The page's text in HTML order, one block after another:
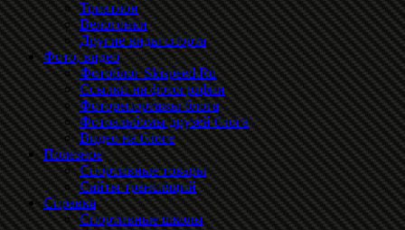
Триатлон
Велогонки
Другие виды спорта
Фото, видео
Фотоблог Skispeed.Ru
Ссылки на фотографии
Фоторепортажы блога
Фотоальбомы друзей блога
Видео на блоге
Полезное
Спортивные товары
Сайты трансляций
Справка
Спортивные школы